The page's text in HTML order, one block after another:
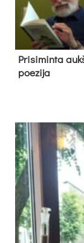
Pri­si­min­ta
poe­zi­ja